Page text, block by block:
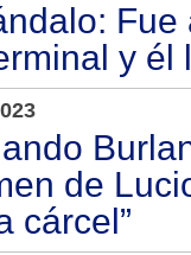
y él
de
cárcel”